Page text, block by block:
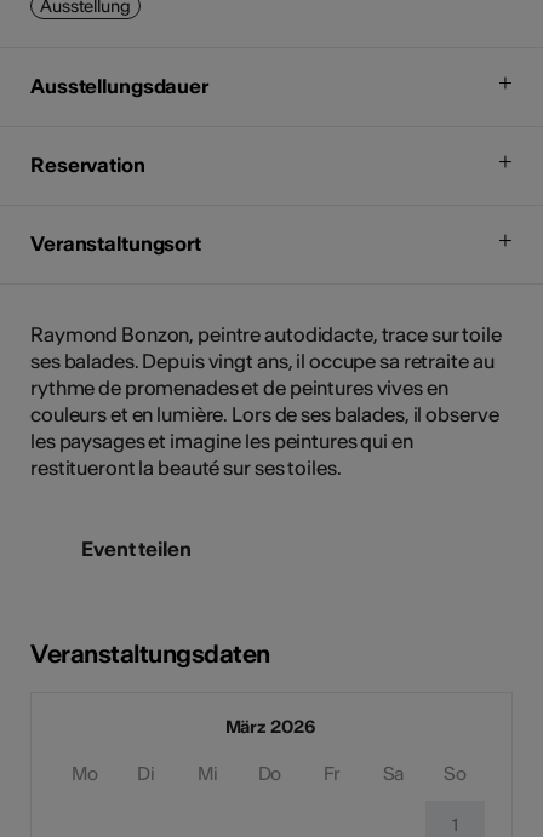
Ausstellung
Ausstellungsdauer
Reservation
Veranstaltungsort
Raymond Bonzon, peintre autodidacte, trace sur toile
ses balades. Depuis vingt ans, il occupe sa retraite au
rythme de promenades et de peintures vives en
couleurs et en lumière. Lors de ses balades, il observe
les paysages et imagine les peintures qui en
restitueront la beauté sur ses toiles.
Event teilen
Veranstaltungsdaten
März 2026
Mo Di Mi Do Fr Sa So
1